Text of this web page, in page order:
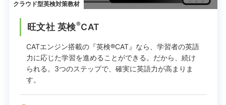
クラウド型英検対策教材
旺文社 英検®CAT
CATエンジン搭載の『英検®CAT』なら、学習者の英語
力に応じた学習を進めることができる。 だから、続け
られる。 3つのステップで、確実に英語力が高まりま
す。